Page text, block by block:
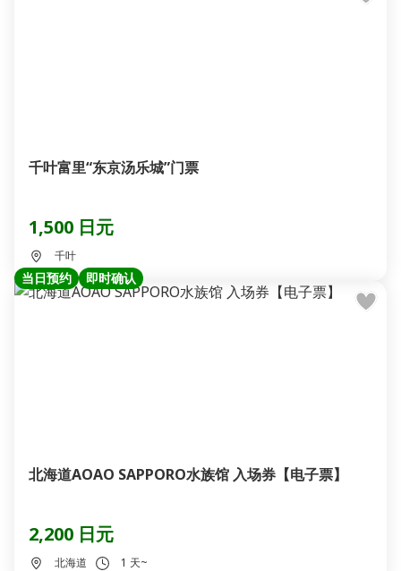
千叶富里“东京汤乐城”门票
1,500 日元
千叶
当日预约 即时确认
北海道AOAO SAPPORO水族馆 入场券【电子票】
2,200 日元
北海道 1 天~